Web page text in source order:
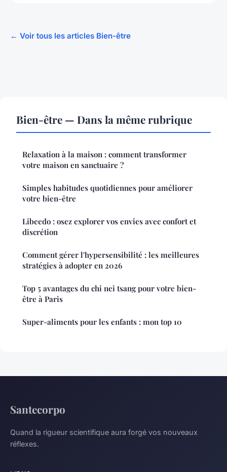
← Voir tous les articles Bien-être
Bien-être — Dans la même rubrique
Relaxation à la maison : comment transformer
votre maison en sanctuaire ?
Simples habitudes quotidiennes pour améliorer
votre bien-être
Libeedo : osez explorer vos envies avec confort et
discrétion
Comment gérer l'hypersensibilité : les meilleures
stratégies à adopter en 2026
Top 5 avantages du chi nei tsang pour votre bien-
être à Paris
Super-aliments pour les enfants : mon top 10
Santecorpo
Quand la rigueur scientifique aura forgé vos nouveaux
réflexes.